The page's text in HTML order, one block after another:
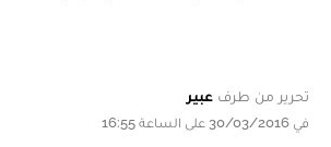
تحرير من طرف عبير
في 30/03/2016 على الساعة 16:55